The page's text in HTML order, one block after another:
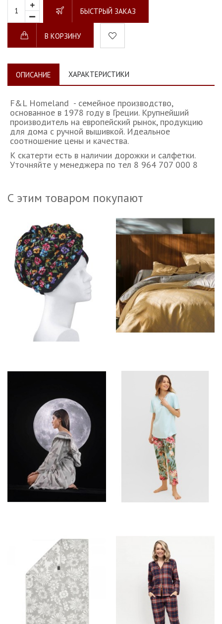
БЫСТРЫЙ ЗАКАЗ
В КОРЗИНУ
ОПИСАНИЕ ХАРАКТЕРИСТИКИ
F&L Homeland - семейное производство,
основанное в 1978 году в Греции. Крупнейший
производитель на европейский рынок, продукцию
для дома с ручной вышивкой. Идеальное
соотношение цены и качества.
К скатерти есть в наличии дорожки и салфетки.
Уточняйте у менеджера по тел 8 964 707 000 8
С этим товаром покупают